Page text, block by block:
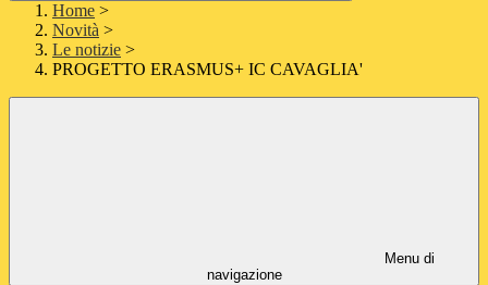
Home >
Novità >
Le notizie >
PROGETTO ERASMUS+ IC CAVAGLIA'
Menu di
navigazione